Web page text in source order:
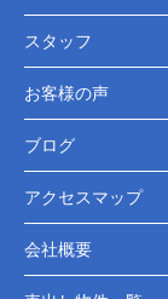
スタッフ
お客様の声
ブログ
アクセスマップ
会社概要